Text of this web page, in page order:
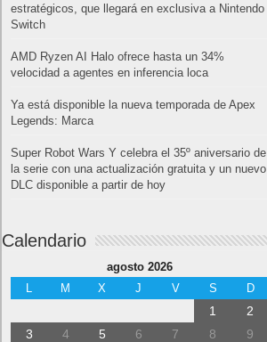
estratégicos, que llegará en exclusiva a Nintendo
Switch
AMD Ryzen AI Halo ofrece hasta un 34%
velocidad a agentes en inferencia loca
Ya está disponible la nueva temporada de Apex
Legends: Marca
Super Robot Wars Y celebra el 35º aniversario de
la serie con una actualización gratuita y un nuevo
DLC disponible a partir de hoy
Calendario
agosto 2026
M X J V S D
1
2
3
4 5 6 7 8
9